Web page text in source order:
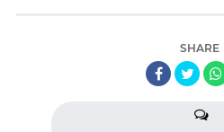
SHARE